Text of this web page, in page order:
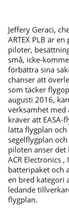
Jeffery Geraci,
ARTEX PLB är
piloter,
små, icke-
förbättra sina
chanser att
som täcker
augusti 2016,
verksamhet
kräver att EASA-
lätta flygplan
segelflygplan
piloten anser
ACR Electronics
batteripaket och
en bred kategori
ledande
flygplan.